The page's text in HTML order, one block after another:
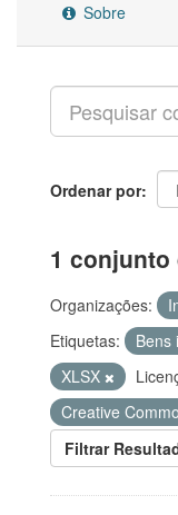
Sobre
Ordenar por
1 conjunto
Organizações:
Etiquetas:
Bens
XLSX
Creative
Filtrar